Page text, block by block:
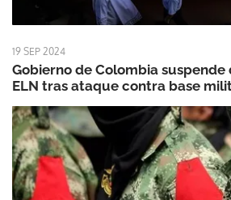
19 SEP 2024
Gobierno de Colombia suspende
ELN tras ataque contra base